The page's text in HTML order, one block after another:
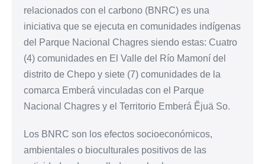
relacionados con el carbono (BNRC) es una
iniciativa que se ejecuta en comunidades indígenas
del Parque Nacional Chagres siendo estas: Cuatro
(4) comunidades en El Valle del Río Mamoní del
distrito de Chepo y siete (7) comunidades de la
comarca Emberá vinculadas con el Parque
Nacional Chagres y el Territorio Emberá Ẽjuä So.
Los BNRC son los efectos socioeconómicos,
ambientales o bioculturales positivos de las